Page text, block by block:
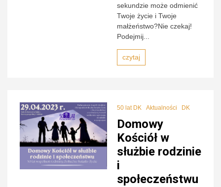
sekundzie może odmienić
Twoje życie i Twoje
małżeństwo?Nie czekaj!
Podejmij...
czytaj
50 lat DK Aktualności DK
Domowy
Kościół w
służbie rodzinie
i
społeczeństwu